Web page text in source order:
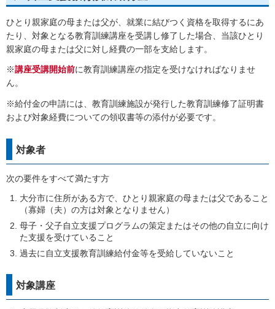
ひとり親家庭の母または父が、就業に結びつく資格を取得するにあ
たり、対象となる教育訓練講座を受講し修了した場合、当該ひとり
親家庭の母または父に対し経費の一部を支給します。
※講座受講開始前に教育訓練講座の指定を受けなければなりませ
ん。
※給付金の申請には、教育訓練施設が発行した教育訓練修了証明書
および対象経費についての領収書等の添付が必要です。
対象者
次の要件をすべて満たす方
大分市に住所がある方で、ひとり親家庭の母または父であること
（寡婦（夫）の方は対象となりません）
母子・父子自立支援プログラムの策定またはその他の自立に向け
た支援を受けていること
過去に自立支援教育訓練給付金等を受給していないこと
対象講座